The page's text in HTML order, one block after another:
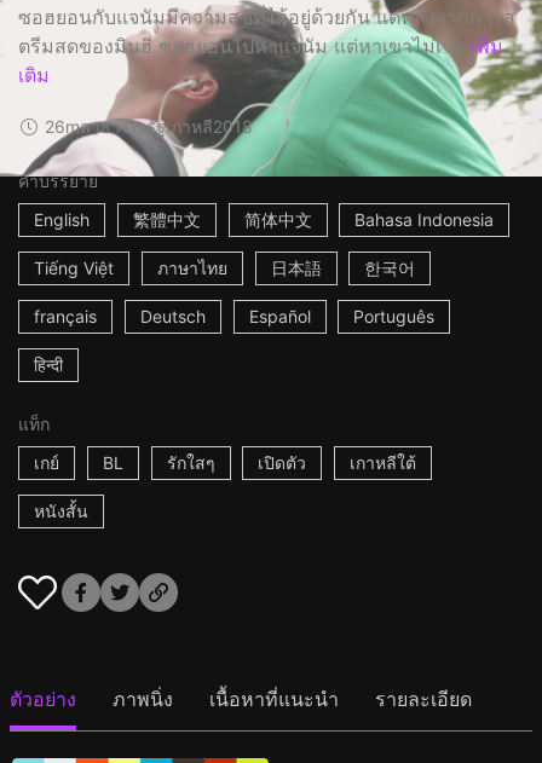
ซอฮยอนกับแจนัมมีความสุขที่ได้อยู่ด้วยกัน แต่หลังจากการส
ตรีมสดของมินฮี ซอฮยอนไปหาแจนัม แต่หาเขาไม่เจอ เพิ่ม
เติม
26mสาธารณรัฐเกาหลี2018
คำบรรยาย
English
繁體中文 简体中文 Bahasa Indonesia
Tiếng Việt ภาษาไทย 日本語 한국어
français Deutsch Español Português
हिन्दी
แท็ก
เกย์
BL รักใสๆ เปิดตัว เกาหลีใต้
หนังสั้น
ตัวอย่าง ภาพนิ่ง เนื้อหาที่แนะนำ รายละเอียด